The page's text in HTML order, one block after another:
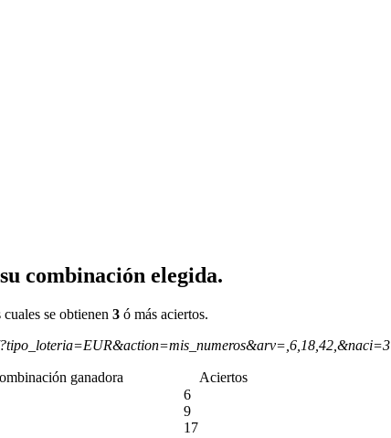
combinación elegida.
se obtienen 3 ó más aciertos.
ganadora Aciertos
6
9
17